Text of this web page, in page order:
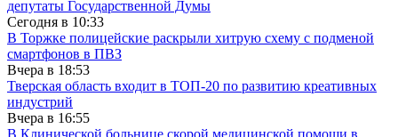
депутаты Государственной Думы
Сегодня в 10:33
В Торжке полицейские раскрыли хитрую схему с подменой
смартфонов в ПВЗ
Вчера в 18:53
Тверская область входит в ТОП-20 по развитию креативных
индустрий
Вчера в 16:55
В Клинической больнице скорой медицинской помощи в